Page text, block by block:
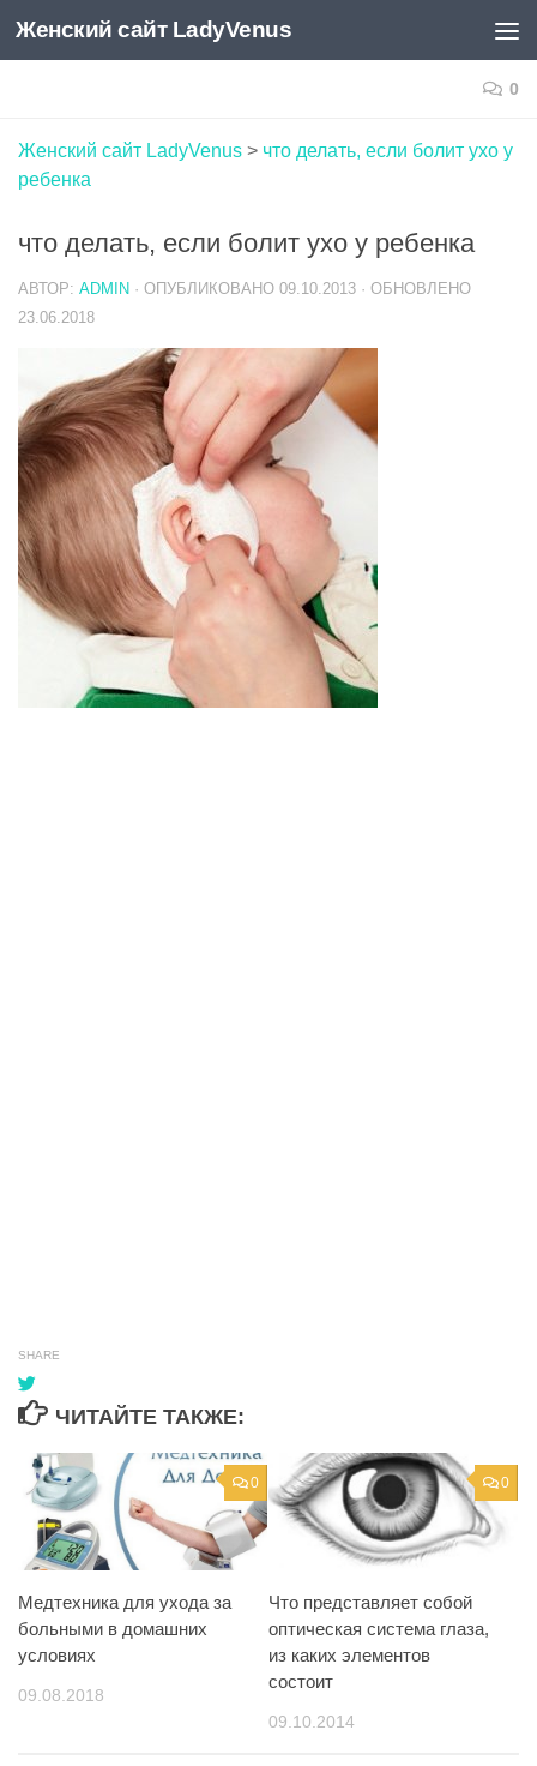
Skip to content
Женский сайт LadyVenus
0
Женский сайт LadyVenus > что делать, если болит ухо у
ребенка
что делать, если болит ухо у ребенка
АВТОР: ADMIN · ОПУБЛИКОВАНО 09.10.2013 · ОБНОВЛЕНО
23.06.2018
SHARE
ЧИТАЙТЕ ТАКЖЕ:
0
Медтехника для ухода за
больными в домашних
условиях
09.08.2018
0
Что представляет собой
оптическая система глаза,
из каких элементов
состоит
09.10.2014